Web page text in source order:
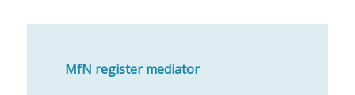
MfN register mediator